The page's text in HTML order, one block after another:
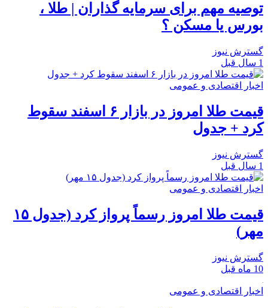
توصیه مهم برای سرمایه گذاران | طلا ،
بورس یا مسکن ؟
گسترش نیوز
1 سال قبل
اخبار اقتصادی و عمومی
قیمت طلا امروز در بازار ۶ اسفند سقوط
کرد + جدول
گسترش نیوز
1 سال قبل
اخبار اقتصادی و عمومی
قیمت طلا امروز رسماً پرواز کرد (جدول ۱۵
مهر)
گسترش نیوز
10 ماه قبل
اخبار اقتصادی و عمومی